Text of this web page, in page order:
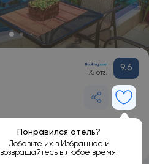
75 отз. 9.6
Понравился отель?
Добавьте их в Избранное и
возвращайтесь в любое время!